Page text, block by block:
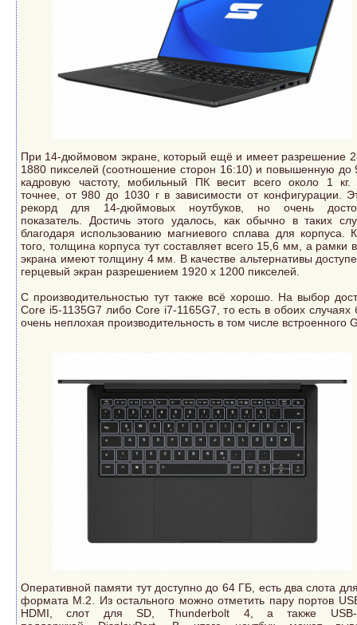
При 14-дюймовом экране, который ещё и имеет разрешение
1880 пикселей (соотношение сторон 16:10) и повышенную до
кадровую частоту, мобильный ПК весит всего около 1 кг.
точнее, от 980 до 1030 г в зависимости от конфигурации.
рекорд для 14-дюймовых ноутбуков, но очень
показатель. Достичь этого удалось, как обычно в таких
благодаря использованию магниевого сплава для корпуса.
того, толщина корпуса тут составляет всего 15,6 мм, а рамки
экрана имеют толщину 4 мм. В качестве альтернативы
герцевый экран разрешением 1920 х 1200 пикселей.
С производительностью тут также всё хорошо. На выбор
Core i5-1135G7 либо Core i7-1165G7, то есть в обоих случаях
очень неплохая производительность в том числе встроенного
Оперативной памяти тут доступно до 64 ГБ, есть два слота
формата M.2. Из остального можно отметить пару портов
HDMI, слот для SD, Thunderbolt 4, а также